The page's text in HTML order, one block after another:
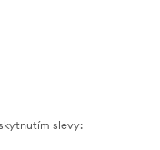
slevy: